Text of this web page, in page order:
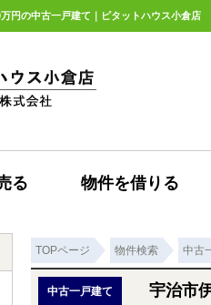
円の中古一戸建て｜ピタットハウス小倉
る 物件を借りる
TOPページ 物件検索 中古
中古一戸建て 宇治市